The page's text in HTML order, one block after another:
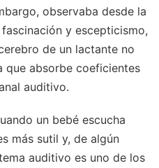
observaba desde la
y escepticismo,
de un lactante no
que absorbe coeficientes
auditivo.
un bebé escucha
más sutil y, de algún
auditivo es uno de los